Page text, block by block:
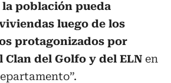
población pueda
luego de los
protagonizados por
del Golfo y del ELN en